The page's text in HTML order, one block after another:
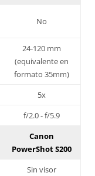
No
24-120 mm
(equivalente en
formato 35mm)
5x
f/2.0 - f/5.9
Canon
PowerShot S200
Sin visor